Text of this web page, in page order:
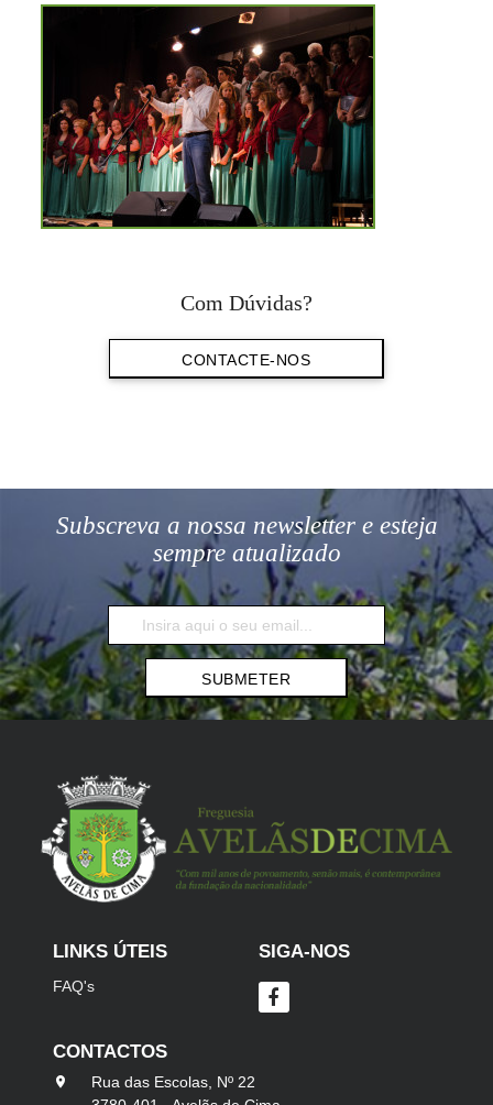
Com Dúvidas?
CONTACTE-NOS
Subscreva a nossa newsletter e esteja
sempre atualizado
SUBMETER
LINKS ÚTEIS
FAQ's
SIGA-NOS
CONTACTOS
Rua das Escolas, Nº 22